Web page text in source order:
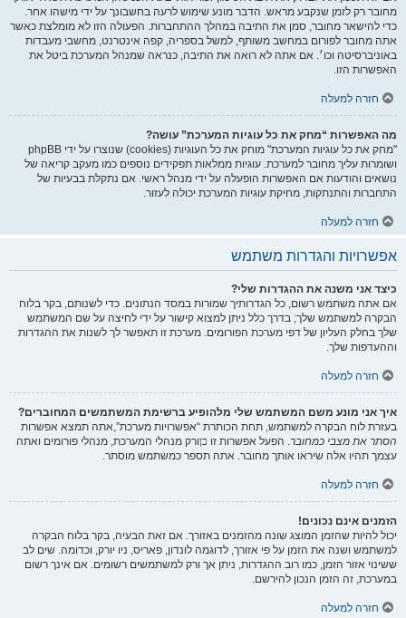
מחובר רק לזמן שנקבע מראש. הדבר מונע שימוש לרעה בחשבונך על ידי מישהו אחר.
כדי להישאר מחובר, סמן את התיבה במהלך ההתחברות. הפעולה הזו לא מומלצת כאשר
אתה מחובר לפורום במחשב משותף, למשל בספריה, קפה אינטרנט, מחשבי מעבדות
באוניברסיטה וכו׳. אם אתה לא רואה את התיבה, כנראה שמנהל המערכת ביטל את
האפשרות הזו.
חזרה למעלה
מה האפשרות “מחק את כל עוגיות המערכת” עושה?
"מחק את כל עוגיות המערכת" מוחק את כל העוגיות (cookies) שנוצרו על ידי phpBB
ושומרות עליך מחובר למערכת. עוגיות ממלאות תפקידים נוספים כמו מעקב קריאה של
נושאים והודעות אם האפשרות הופעלה על ידי מנהל ראשי. אם נתקלת בבעיות של
התחברות והתנתקות, מחיקת עוגיות המערכת יכולה לעזור.
חזרה למעלה
אפשרויות והגדרות משתמש
כיצד אני משנה את ההגדרות שלי?
אם אתה משתמש רשום, כל הגדרותיך שמורות במסד הנתונים. כדי לשנותם, בקר בלוח
הבקרה למשתמש שלך; בדרך כלל ניתן למצוא קישור על ידי לחיצה על שם המשתמש
שלך בחלק העליון של דפי מערכת הפורומים. מערכת זו תאפשר לך לשנות את ההגדרות
וההעדפות שלך.
חזרה למעלה
איך אני מונע משם המשתמש שלי מלהופיע ברשימת המשתמשים המחוברים?
בעזרת לוח הבקרה למשתמש, תחת הכותרת “אפשרויות מערכת”,אתה תמצא אפשרות
הסתר את מצבי כמחובר. הפעל אפשרות זו כןורק מנהלי המערכת, מנהלי פורומים ואתה
עצמך תהיו אלה שיראו אותך מחובר. אתה תספר כמשתמש מוסתר.
חזרה למעלה
הזמנים אינם נכונים!
יכול להיות שהזמן המוצג שונה מהזמנים באזורך. אם זאת הבעיה, בקר בלוח הבקרה
למשתמש ושנה את הזמן על פי אזורך, לדוגמה לונדון, פאריס, ניו יורק, וכדומה. שים לב
ששינוי אזור הזמן, כמו רוב ההגדרות, ניתן אך ורק למשתמשים רשומים. אם אינך רשום
במערכת, זה הזמן הנכון להירשם.
חזרה למעלה